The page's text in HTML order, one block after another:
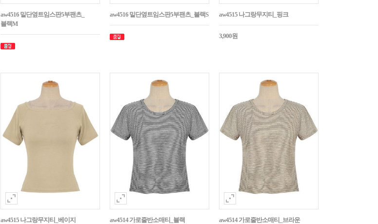
aw4516 밑단옆트임스판5부팬츠_
블랙M
aw4516 밑단옆트임스판5부팬츠_블랙S aw4515 나그랑무지티_핑크
3,900원
aw4515 나그랑무지티_베이지 aw4514 가로줄반소매티_블랙 aw4514 가로줄반소매티_브라운